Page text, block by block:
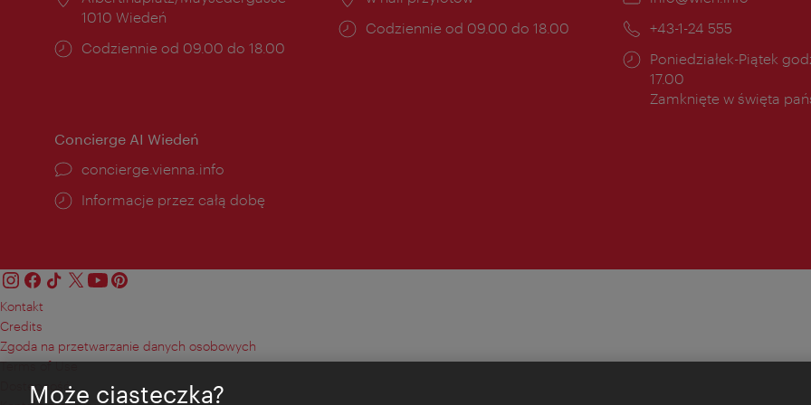
1010 Wiedeń
Godziny
Codziennie od 09.00 do 18.00
Godziny
Codziennie od 09.00 do 18.00
Telefon:
+43-1-24 555
Godziny
otwarcia:
Poniedziałek-Piątek
17.00
Zamknięte w święta
Concierge AI Wiedeń
concierge.vienna.info
Informacje przez całą dobę
Kontakt
Credits
Zgoda na przetwarzanie danych osobowych
Terms of Use
Dostępność
Może ciasteczka?